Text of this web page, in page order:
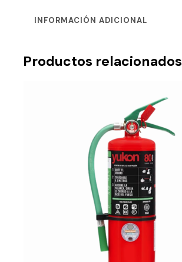
INFORMACIÓN ADICIONAL
Productos relacionados